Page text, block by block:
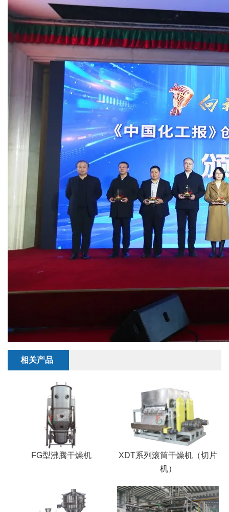
相关产品
FG型沸腾干燥机
XDT系列滚筒干燥机（切片
机）